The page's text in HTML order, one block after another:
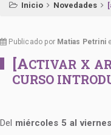
Inicio Novedades
Publicado por Matias Petrini
[ACTIVAR X
CURSO
Del miércoles 5 al